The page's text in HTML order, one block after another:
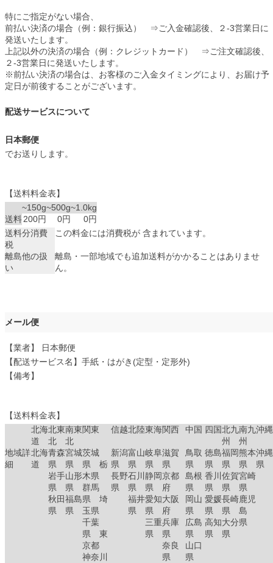
特にご指定がない場合、
前払い決済の場合（例：銀行振込） ⇒ご入金確認後、２-3営業日に
発送いたします。
上記以外の決済の場合（例：クレジットカード） ⇒ご注文確認後、
２-3営業日に発送いたします。
※前払い決済の場合は、お客様のご入金タイミングにより、お届け予
定日が前後することがございます。
配送サービスについて
日本郵便
でお送りします。
【送料料金表】
~150g~500g~1.0kg
送料200円 0円
0円
送料分消費
税
この料金には消費税が 含まれています。
離島他の扱
い
離島・一部地域でも追加送料がかかることはありませ
ん。
メール便
【業者】 日本郵便
【配送サービス名】手紙・はがき(定型・定形外)
【備考】
【送料料金表】
北海
道
北東
北
南東
北
関東 信越北陸東海関西 中国 四国北九
州
南九
州
沖縄
地域詳
細
北海
道
青森
県
岩手
県
秋田
県
宮城
県
山形
県
福島
県
茨城
県 栃
木県
群馬
県 埼
玉県
千葉
県 東
京都
神奈川
新潟
県
長野
県
富山
県
石川
県
福井
県
岐阜
県
静岡
県
愛知
県
三重
県
滋賀
県
京都
府
大阪
府
兵庫
県
奈良
県
鳥取
県
島根
県
岡山
県
広島
県
山口
県
徳島
県
香川
県
愛媛
県
高知
県
福岡
県
佐賀
県
長崎
県
大分
県
熊本
県
宮崎
県
鹿児
島
県
沖縄
県